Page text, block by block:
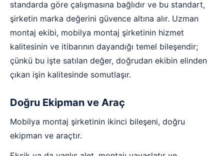
standarda göre çalışmasına bağlıdır ve bu standart,
şirketin marka değerini güvence altına alır. Uzman
montaj ekibi, mobilya montaj şirketinin hizmet
kalitesinin ve itibarının dayandığı temel bileşendir;
çünkü bu işte satılan değer, doğrudan ekibin elinden
çıkan işin kalitesinde somutlaşır.
Doğru Ekipman ve Araç
Mobilya montaj şirketinin ikinci bileşeni, doğru
ekipman ve araçtır.